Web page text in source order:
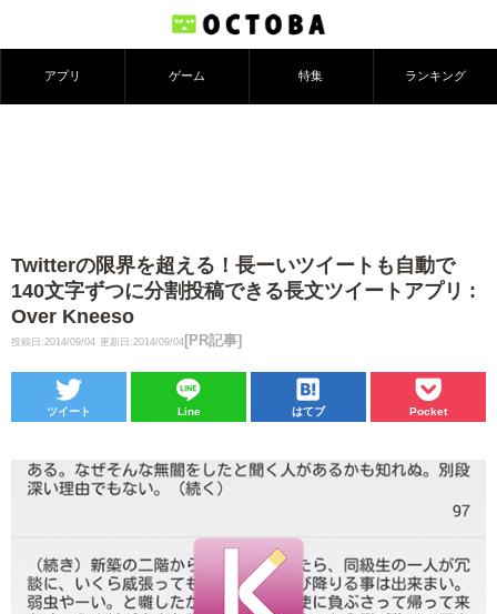
アプリ ゲーム 特集 ランキング
Twitterの限界を超える！長ーいツイートも自動で
140文字ずつに分割投稿できる長文ツイートアプリ :
Over Kneeso
投稿日:2014/09/04 更新日:2014/09/04 [PR記事]
ツイート Line はてブ Pocket